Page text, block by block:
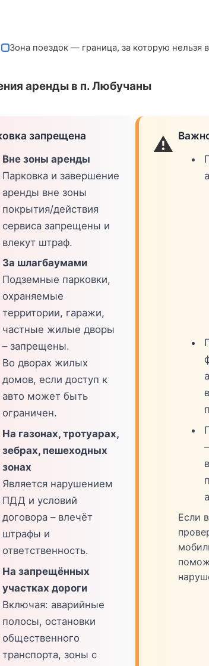
Зона поездок — граница, за которую нельзя
аренды в п. Любучаны
запрещена
Вне зоны аренды
Парковка и завершение
аренды вне зоны
покрытия/действия
сервиса запрещены и
влекут штраф.
За шлагбаумами
Подземные парковки,
охраняемые
территории, гаражи,
частные жилые дворы
– запрещены.
Во дворах жилых
домов, если доступ к
авто может быть
ограничен.
На газонах, тротуарах,
зебрах, пешеходных
зонах
Является нарушением
ПДД и условий
договора – влечёт
штрафы и
ответственность.
На запрещённых
участках дороги
Включая: аварийные
полосы, остановки
общественного
транспорта, зоны с
⚠️
Если